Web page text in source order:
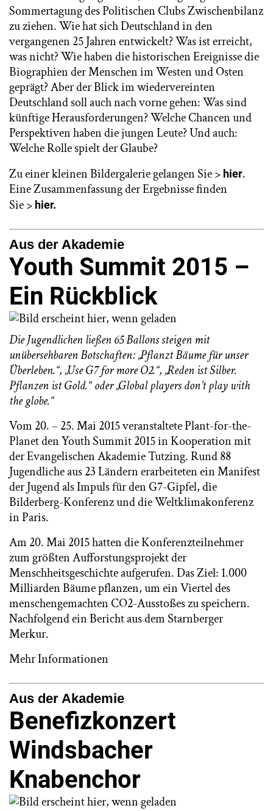
Sommertagung des Politischen Clubs Zwischenbilanz
zu ziehen. Wie hat sich Deutschland in den
vergangenen 25 Jahren entwickelt? Was ist erreicht,
was nicht? Wie haben die historischen Ereignisse die
Biographien der Menschen im Westen und Osten
geprägt? Aber der Blick im wiedervereinten
Deutschland soll auch nach vorne gehen: Was sind
künftige Herausforderungen? Welche Chancen und
Perspektiven haben die jungen Leute? Und auch:
Welche Rolle spielt der Glaube?
Zu einer kleinen Bildergalerie gelangen Sie > hier.
Eine Zusammenfassung der Ergebnisse finden
Sie > hier.
Aus der Akademie
Youth Summit 2015 –
Ein Rückblick
Die Jugendlichen ließen 65 Ballons steigen mit
unübersehbaren Botschaften: „Pflanzt Bäume für unser
Überleben.“, „Use G7 for more O2.“, „Reden ist Silber.
Pflanzen ist Gold.“ oder „Global players don’t play with
the globe.“
Vom 20. – 25. Mai 2015 veranstaltete Plant-for-the-
Planet den Youth Summit 2015 in Kooperation mit
der Evangelischen Akademie Tutzing. Rund 88
Jugendliche aus 23 Ländern erarbeiteten ein Manifest
der Jugend als Impuls für den G7-Gipfel, die
Bilderberg-Konferenz und die Weltklimakonferenz
in Paris.
Am 20. Mai 2015 hatten die Konferenzteilnehmer
zum größten Aufforstungsprojekt der
Menschheitsgeschichte aufgerufen. Das Ziel: 1.000
Milliarden Bäume pflanzen, um ein Viertel des
menschengemachten CO2-Ausstoßes zu speichern.
Nachfolgend ein Bericht aus dem Starnberger
Merkur.
Mehr Informationen
Aus der Akademie
Benefizkonzert
Windsbacher
Knabenchor